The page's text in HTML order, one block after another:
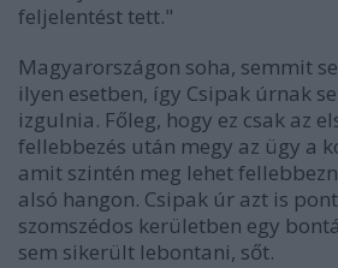
feljelentést tett."
Magyarországon soha, semmit
ilyen esetben, így Csipak úrnak
izgulnia. Főleg, hogy ez csak az
fellebbezés után megy az ügy a
amit szintén meg lehet
alsó hangon. Csipak úr azt is
szomszédos kerületben egy
sem sikerült lebontani, sőt.